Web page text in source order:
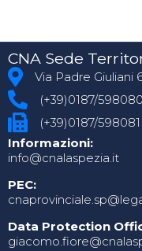
CNA Sede
Via Padre Giuliani
(+39)0187/598080
(+39)0187/598081
Informazioni:
info@cnalaspezia.it
PEC:
Data Protection